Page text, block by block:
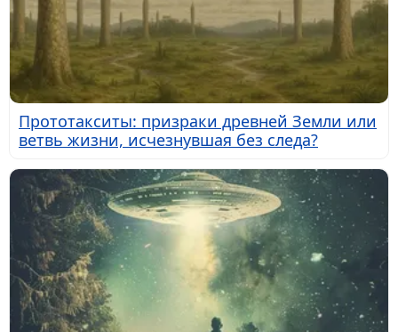
Прототакситы: призраки древней Земли или
ветвь жизни, исчезнувшая без следа?